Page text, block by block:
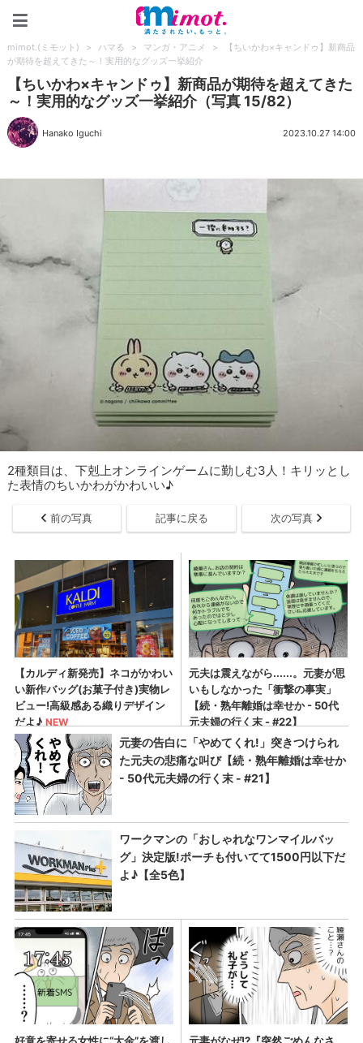
mimot.(ミモット) > ハマる > マンガ・アニメ >
【ちいかわ×キャンドゥ】新商品
が期待を超えてきた～！実用的なグッズ一挙紹介
【ちいかわ×キャンドゥ】新商品が期待を超えてきた
～！実用的なグッズ一挙紹介（写真 15/82）
Hanako Iguchi 2023.10.27 14:00
2種類目は、下剋上オンラインゲームに勤しむ3人！キリッとし
た表情のちいかわがかわいい♪
前の写真 記事に戻る 次の写真